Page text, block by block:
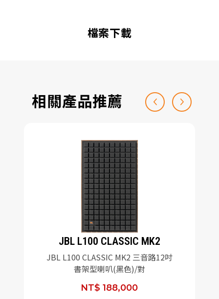
檔案下載
相關產品推薦
JBL L100 CLASSIC MK2
JBL L100 CLASSIC MK2 三音路12吋
書架型喇叭(黑色)/對
NT$ 188,000